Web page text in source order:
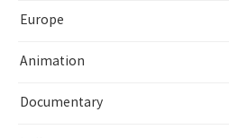
Europe
Animation
Documentary